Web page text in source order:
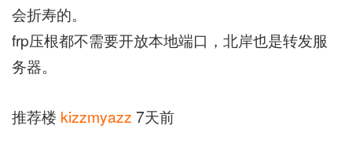
会折寿的。
frp压根都不需要开放本地端口，北岸也是转发服
务器。
推荐楼 kizzmyazz 7天前